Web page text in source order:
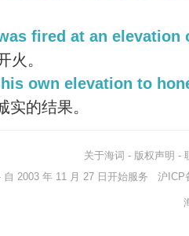
fired at an elevation
火。
own elevation to
实的结果。
关于海词 - 版权声明 -
自 2003 年 11 月 27 日开始服务 沪ICP